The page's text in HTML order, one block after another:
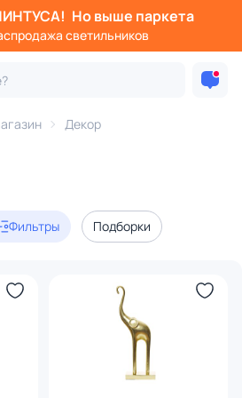
Но выше паркета
светильников
Декор
Фильтры Подборки
Фильтры
книг муляжи